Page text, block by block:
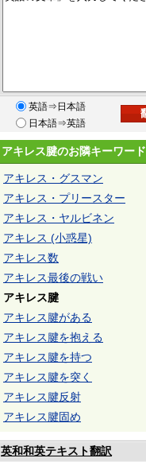
英語⇒日本語
日本語⇒英語
アキレス腱のお隣キーワード
アキレス・グスマン
アキレス・プリースター
アキレス・ヤルビネン
アキレス (小惑星)
アキレス数
アキレス最後の戦い
アキレス腱
アキレス腱がある
アキレス腱を抱える
アキレス腱を持つ
アキレス腱を突く
アキレス腱反射
アキレス腱固め
英和和英テキスト翻訳